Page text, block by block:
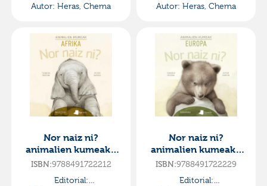
Pamiela/kalandraka
Autor: Heras, Chema
Pamiela/kalandraka
Autor: Heras, Chema
Nor naiz ni?
animalien kumeak -
afrika
ISBN:9788491722212
Editorial:
Nor naiz ni?
animalien kumeak -
europa
ISBN:9788491722229
Editorial: